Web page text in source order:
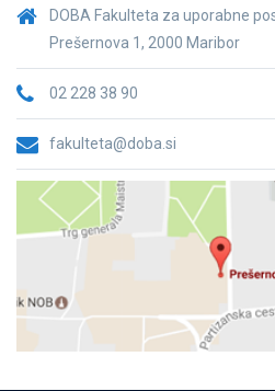
DOBA Fakulteta za uporabne
Prešernova 1, 2000 Maribor
02 228 38 90
fakulteta@doba.si